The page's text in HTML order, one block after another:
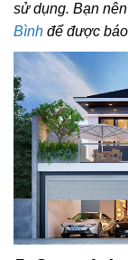
sử dụng. Bạn
Bình để được